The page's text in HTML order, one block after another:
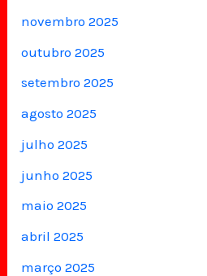
novembro 2025
outubro 2025
setembro 2025
agosto 2025
julho 2025
junho 2025
maio 2025
abril 2025
março 2025